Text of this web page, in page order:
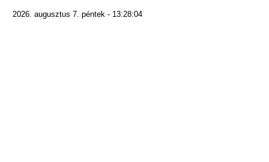
2026. augusztus 7. péntek - 13:28:04